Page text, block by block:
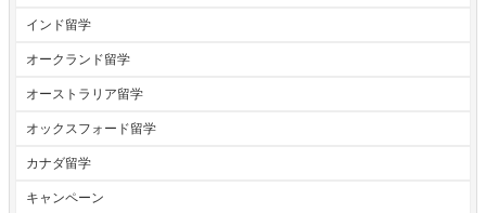
インド留学
オークランド留学
オーストラリア留学
オックスフォード留学
カナダ留学
キャンペーン